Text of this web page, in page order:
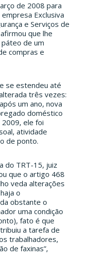
de 2008 para
Exclusiva
e Serviços de
que lhe
de um
compras e
se estendeu até
três vezes:
um ano, nova
doméstico
ele foi
atividade
de ponto.
do TRT-15, juiz
que o artigo 468
veda alterações
o
obstante o
uma condição
fato é que
a tarefa de
trabalhadores,
de faxinas”,